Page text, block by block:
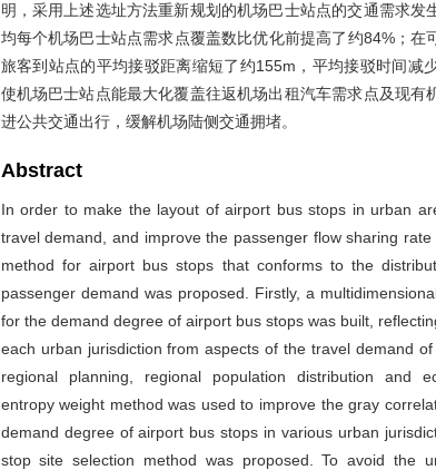
明，采用上述选址方法重新规划的机场巴士站点的交通需求发
均每个机场巴士站点需求点覆盖数比优化前提高了约84%；在
旅客到站点的平均接驳距离缩短了约155m，平均接驳时间减
使机场巴士站点能最大化覆盖往返机场出租汽车需求点及现有
进公共交通出行，缓解机场陆侧交通拥堵。
Abstract
In order to make the layout of airport bus stops in urban
travel demand, and improve the passenger flow sharing
method for airport bus stops that conforms to the
passenger demand was proposed. Firstly, a
for the demand degree of airport bus stops was built,
each urban jurisdiction from aspects of the travel demand
regional planning, regional population distribution and
entropy weight method was used to improve the gray
demand degree of airport bus stops in various urban
stop site selection method was proposed. To avoid the